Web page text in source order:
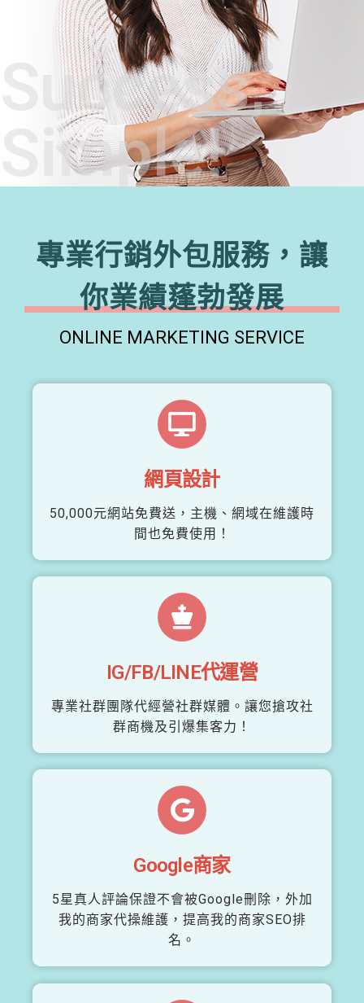
Success,
Simple!
專業行銷外包服務，讓
你業績蓬勃發展
ONLINE MARKETING SERVICE
網頁設計
50,000元網站免費送，主機、網域在維護時
間也免費使用！
IG/FB/LINE代運營
專業社群團隊代經營社群媒體。讓您搶攻社
群商機及引爆集客力！
Google商家
5星真人評論保證不會被Google刪除，外加
我的商家代操維護，提高我的商家SEO排
名。